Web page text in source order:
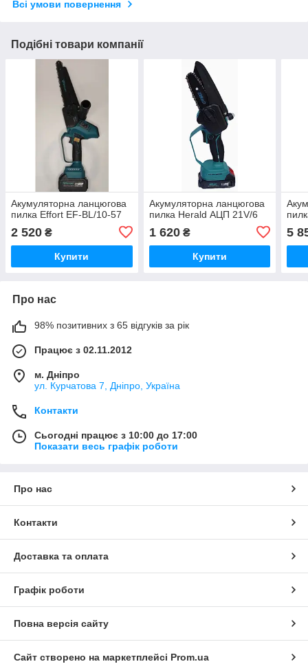
Всі умови повернення
Подібні товари компанії
Акумуляторна ланцюгова
пилка Effort EF-BL/10-57
2 520 ₴
Купити
Акумуляторна ланцюгова
пилка Herald АЦП 21V/6
1 620₴
Купити
5
Про нас
98% позитивних з 65 відгуків за рік
Працює з 02.11.2012
м. Дніпро
ул. Курчатова 7, Дніпро, Україна
Контакти
Сьогодні працює з 10:00 до 17:00
Показати весь графік роботи
Про нас
Контакти
Доставка та оплата
Графік роботи
Повна версія сайту
Сайт створено на маркетплейсі Prom.ua